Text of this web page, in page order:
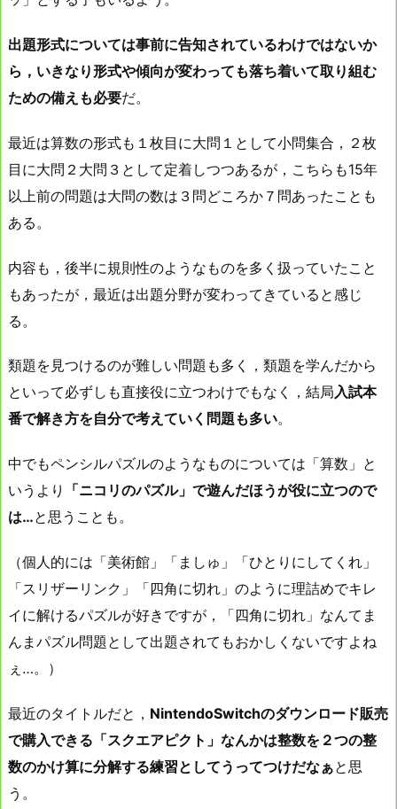
出題形式については事前に告知されているわけではないか
ら，いきなり形式や傾向が変わっても落ち着いて取り組む
ための備えも必要だ。
最近は算数の形式も１枚目に大問１として小問集合，２枚
目に大問２大問３として定着しつつあるが，こちらも15年
以上前の問題は大問の数は３問どころか７問あったことも
ある。
内容も，後半に規則性のようなものを多く扱っていたこと
もあったが，最近は出題分野が変わってきていると感じ
る。
類題を見つけるのが難しい問題も多く，類題を学んだから
といって必ずしも直接役に立つわけでもなく，結局入試本
番で解き方を自分で考えていく問題も多い。
中でもペンシルパズルのようなものについては「算数」と
いうより
「ニコリのパズル」で遊んだほうが役に立つので
は…と思うことも。
（個人的には「美術館」「ましゅ」「ひとりにしてくれ」
「スリザーリンク」「四角に切れ」のように理詰めでキレ
イに解けるパズルが好きですが，「四角に切れ」なんてま
んまパズル問題として出題されてもおかしくないですよね
ぇ…。）
最近のタイトルだと， NintendoSwitchのダウンロード販売
で購入できる「スクエアピクト」なんかは整数を２つの整
数のかけ算に分解する練習としてうってつけだなぁと思
う。